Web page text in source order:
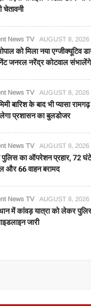
चेतावनी
News TV AUGUST 8, 2026
को मिला नया एग्जीक्यूटिव
जनरल नरेंद्र कोटवाल
News TV AUGUST 8, 2026
बारिश के बाद भी प्यासा
प्रशासन का बुलडोजर
News TV AUGUST 8, 2026
पुलिस का ऑपरेशन प्रहार, 72
और 66 वाहन बरामद
News TV AUGUST 8, 2026
में कांवड़ यात्रा को लेकर
जारी